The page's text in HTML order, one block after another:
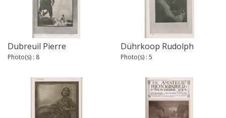
Dubreuil Pierre
Photo(s) : 8
Dührkoop Rudolph
Photo(s) : 5